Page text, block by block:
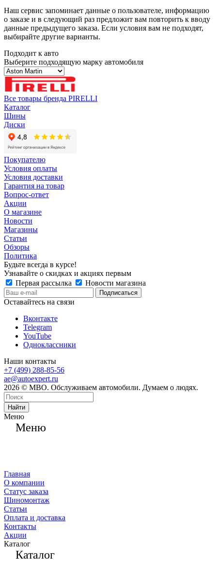
Наш сервис запоминает данные о пользователе, информацию
о заказе и в следующий раз предложит вам повторить к вводу
данные предыдущего заказа. Если условия вам не подходят,
выбирайте другие варианты.
Подходит к авто
Выберите подходящую марку автомобиля
Все товары бренда PIRELLI
Каталог
Шины
Диски
Покупателю
Условия оплаты
Условия доставки
Гарантия на товар
Вопрос-ответ
Акции
О магазине
Новости
Магазины
Статьи
Обзоры
Политика
Будьте всегда в курсе!
Узнавайте о скидках и акциях первым
Первая рассылка
Новости магазина
Оставайтесь на связи
Вконтакте
Telegram
YouTube
Одноклассники
Наши контакты
+7 (499) 288-85-56
ae@autoexpert.ru
2026 © МВО. Обслуживаем автомобили. Думаем о людях.
Найти
Меню
Меню
Главная
О компании
Статус заказа
Шиномонтаж
Статьи
Оплата и доставка
Контакты
Акции
Каталог
Каталог